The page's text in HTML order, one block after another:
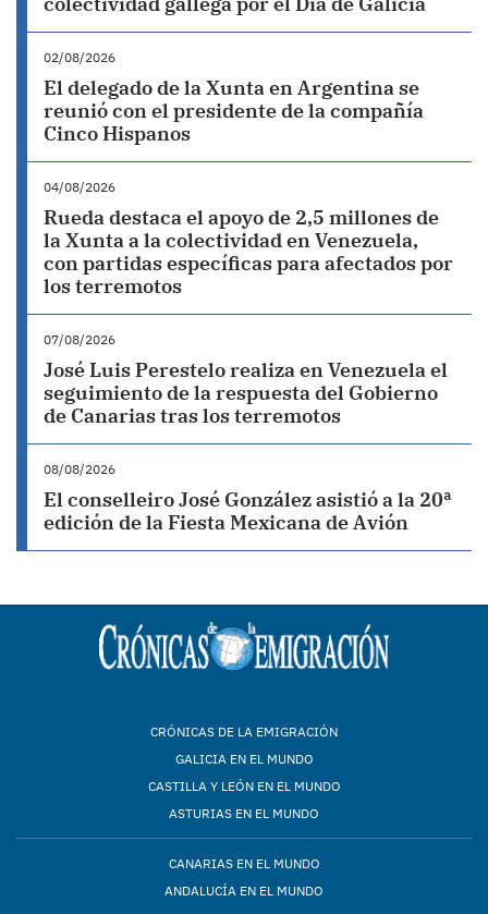
02/08/2026
El delegado de la Xunta en Argentina se
reunió con el presidente de la compañía
Cinco Hispanos
04/08/2026
Rueda destaca el apoyo de 2,5 millones de
la Xunta a la colectividad en Venezuela,
con partidas específicas para afectados por
los terremotos
07/08/2026
José Luis Perestelo realiza en Venezuela el
seguimiento de la respuesta del Gobierno
de Canarias tras los terremotos
08/08/2026
El conselleiro José González asistió a la 20ª
edición de la Fiesta Mexicana de Avión
CRÓNICAS DE LA EMIGRACIÓN
GALICIA EN EL MUNDO
CASTILLA Y LEÓN EN EL MUNDO
ASTURIAS EN EL MUNDO
CANARIAS EN EL MUNDO
ANDALUCÍA EN EL MUNDO